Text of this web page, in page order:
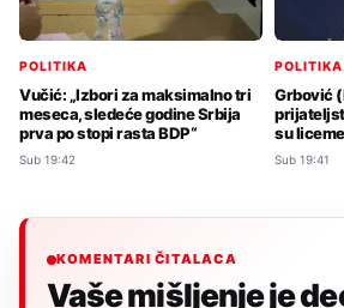
POLITIKA
Vučić: „Izbori za maksimalno tri
meseca, sledeće godine Srbija
prva po stopi rasta BDP“
Sub 19:42
POLITIKA
Grbović
su
Sub 19:41
KOMENTARI ČITALACA
Vaše mišljenje je